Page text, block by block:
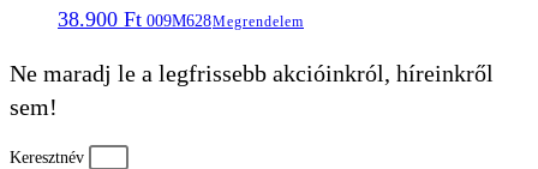
38.900 Ft 009M628Megrendelem
Ne maradj le a legfrissebb akcióinkról, híreinkről
sem!
Keresztnév